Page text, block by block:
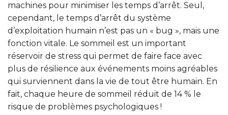
machines pour minimiser les temps d’arrêt. Seul,
cependant, le temps d’arrêt du système
d’exploitation humain n’est pas un « bug », mais une
fonction vitale. Le sommeil est un important
réservoir de stress qui permet de faire face avec
plus de résilience aux événements moins agréables
qui surviennent dans la vie de tout être humain. En
fait, chaque heure de sommeil réduit de 14 % le
risque de problèmes psychologiques !